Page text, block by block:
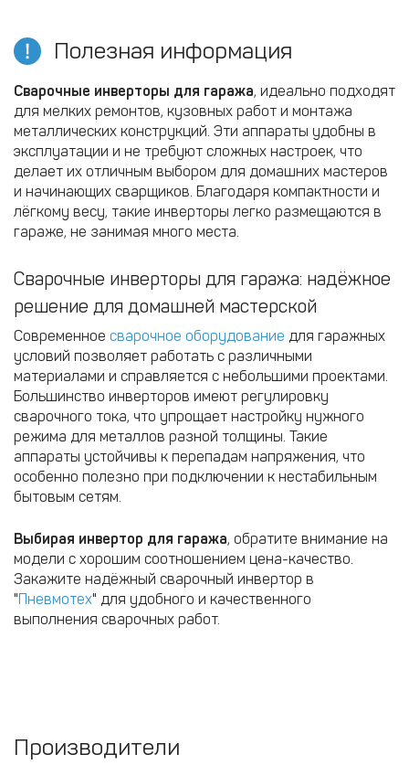
Полезная информация
Сварочные инверторы для гаража, идеально подходят
для мелких ремонтов, кузовных работ и монтажа
металлических конструкций. Эти аппараты удобны в
эксплуатации и не требуют сложных настроек, что
делает их отличным выбором для домашних мастеров
и начинающих сварщиков. Благодаря компактности и
лёгкому весу, такие инверторы легко размещаются в
гараже, не занимая много места.
Сварочные инверторы для гаража: надёжное
решение для домашней мастерской
Современное сварочное оборудование для гаражных
условий позволяет работать с различными
материалами и справляется с небольшими проектами.
Большинство инверторов имеют регулировку
сварочного тока, что упрощает настройку нужного
режима для металлов разной толщины. Такие
аппараты устойчивы к перепадам напряжения, что
особенно полезно при подключении к нестабильным
бытовым сетям.
Выбирая инвертор для гаража, обратите внимание на
модели с хорошим соотношением цена-качество.
Закажите надёжный сварочный инвертор в
"Пневмотех" для удобного и качественного
выполнения сварочных работ.
Производители